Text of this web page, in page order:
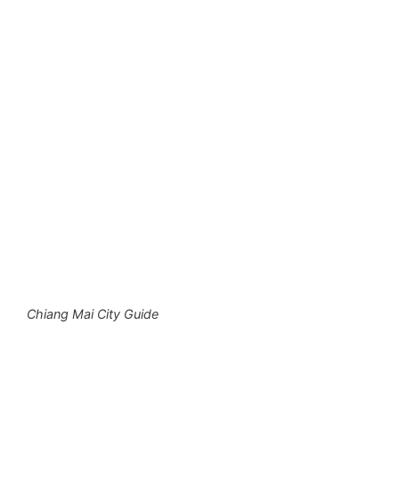
Chiang Mai City Guide